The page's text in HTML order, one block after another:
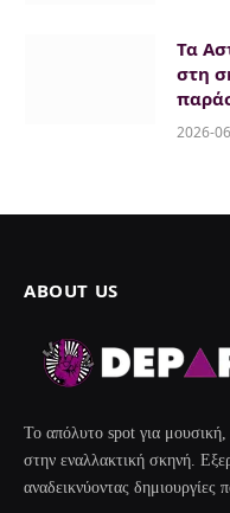
Τα
στη
2026-
ABOUT US
Το απόλυτο spot για
στην εναλλακτική σκηνή.
αναδεικνύοντας